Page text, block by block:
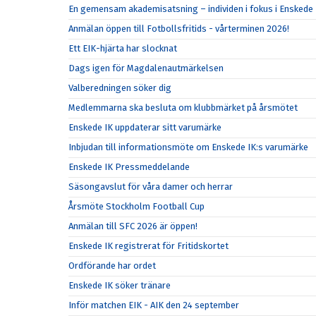
En gemensam akademisatsning – individen i fokus i Enskede
Anmälan öppen till Fotbollsfritids - vårterminen 2026!
Ett EIK-hjärta har slocknat
Dags igen för Magdalenautmärkelsen
Valberedningen söker dig
Medlemmarna ska besluta om klubbmärket på årsmötet
Enskede IK uppdaterar sitt varumärke
Inbjudan till informationsmöte om Enskede IK:s varumärke
Enskede IK Pressmeddelande
Säsongavslut för våra damer och herrar
Årsmöte Stockholm Football Cup
Anmälan till SFC 2026 är öppen!
Enskede IK registrerat för Fritidskortet
Ordförande har ordet
Enskede IK söker tränare
Inför matchen EIK - AIK den 24 september